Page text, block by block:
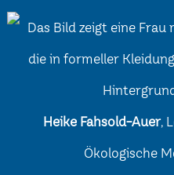
Heike Fahsold-Auer,
Ökologische